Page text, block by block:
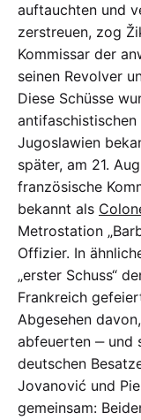
auftauchten und
zerstreuen, zog
Kommissar der
seinen Revolver
Diese Schüsse
Jugoslawien
später, am 21.
französische
bekannt als
Metrostation
Offizier. In
„erster Schuss“
Frankreich
Abgesehen
abfeuerten ‒ und
deutschen
Jovanović und
gemeinsam: